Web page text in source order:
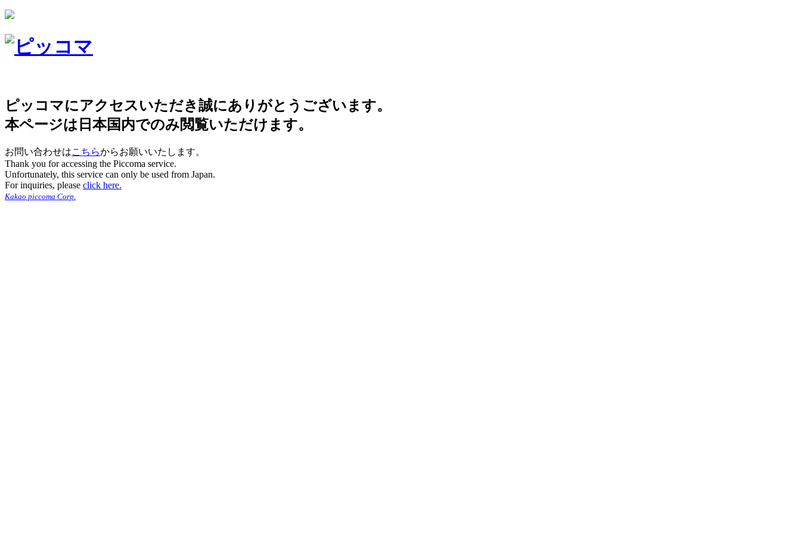
ピッコマにアクセスいただき誠にありがとうございます。
本ページは日本国内でのみ閲覧いただけます。
お問い合わせはこちらからお願いいたします。
Thank you for accessing the Piccoma service.
Unfortunately, this service can only be used from Japan.
For inquiries, please click here.
Kakao piccoma Corp.